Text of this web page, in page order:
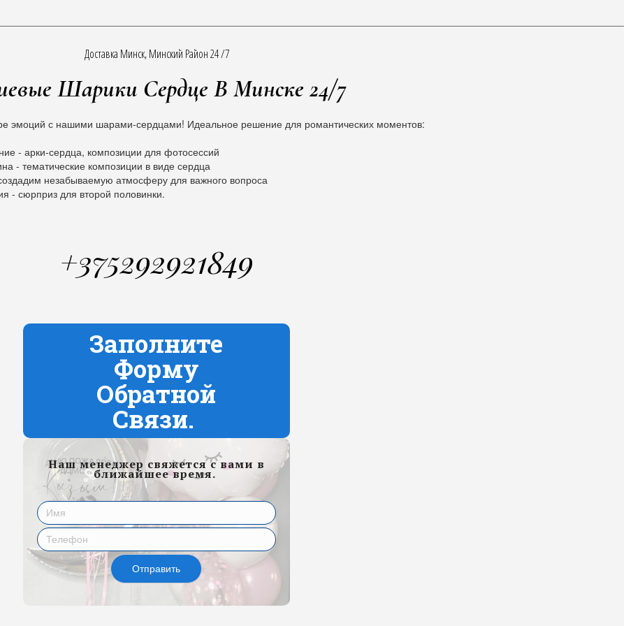
Доставка Минск, Минский Район 24 /7
Шарики Сердце В Минске 24/7
эмоций с нашими шарами-сердцами! Идеальное решение для романтических моментов:
- арки-сердца, композиции для фотосессий
- тематические композиции в виде сердца
незабываемую атмосферу для важного вопроса
- сюрприз для второй половинки.
+375292921849
Заполните
Форму
Обратной
Связи.
Наш менеджер свяжется с вами в
ближайшее время.
Отправить